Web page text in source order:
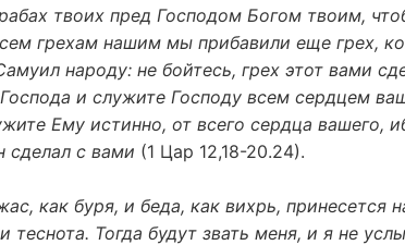
твоих пред Господом Богом твоим,
грехам нашим мы прибавили еще грех,
народу: не бойтесь, грех этот вами
и служите Господу всем сердцем
Ему истинно, от всего сердца вашего,
сделал с вами (1 Цар 12,18-20.24).
как буря, и беда, как вихрь, принесется
теснота. Тогда будут звать меня, и я не